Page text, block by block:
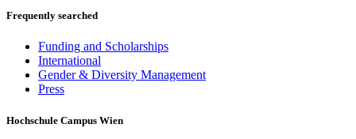
Frequently searched
Funding and Scholarships
International
Gender & Diversity Management
Press
Hochschule Campus Wien